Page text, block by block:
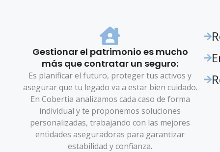
Gestionar el patrimonio es mucho
más que contratar un seguro:
Es planificar el futuro, proteger tus activos y
asegurar que tu legado va a estar bien cuidado.
En Cobertia analizamos cada caso de forma
individual y te proponemos soluciones
personalizadas, trabajando con las mejores
entidades aseguradoras para garantizar
estabilidad y confianza.